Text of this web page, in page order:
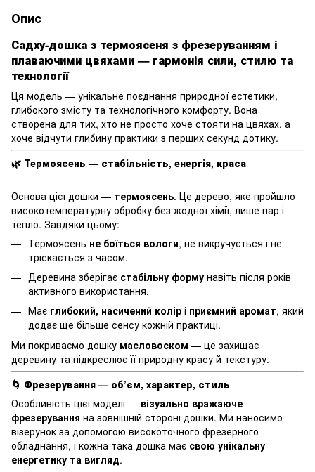
Опис
Садху-дошка з термоясеня з фрезеруванням і
плаваючими цвяхами — гармонія сили, стилю та
технології
Ця модель — унікальне поєднання природної естетики,
глибокого змісту та технологічного комфорту. Вона
створена для тих, хто не просто хоче стояти на цвяхах, а
хоче відчути глибину практики з перших секунд дотику.
🌿 Термоясень — стабільність, енергія, краса
Основа цієї дошки — термоясень. Це дерево, яке пройшло
високотемпературну обробку без жодної хімії, лише пар і
тепло. Завдяки цьому:
Термоясень не боїться вологи, не викручується і не
тріскається з часом.
Деревина зберігає стабільну форму навіть після років
активного використання.
Має глибокий, насичений колір і приємний аромат, який
додає ще більше сенсу кожній практиці.
Ми покриваємо дошку масловоском — це захищає
деревину та підкреслює її природну красу й текстуру.
🌀 Фрезерування — об’єм, характер, стиль
Особливість цієї моделі — візуально вражаюче
фрезерування на зовнішній стороні дошки. Ми наносимо
візерунок за допомогою високоточного фрезерного
обладнання, і кожна така дошка має свою унікальну
енергетику та вигляд.